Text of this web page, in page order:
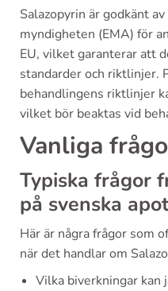
Salazopyrin är godkänt
myndigheten (EMA) för
EU, vilket garanterar att
standarder och riktlinjer.
behandlingens riktlinjer
vilket bör beaktas vid
Vanliga
Typiska frågor
på svenska
Här är några frågor som
när det handlar om
Vilka biverkningar kan